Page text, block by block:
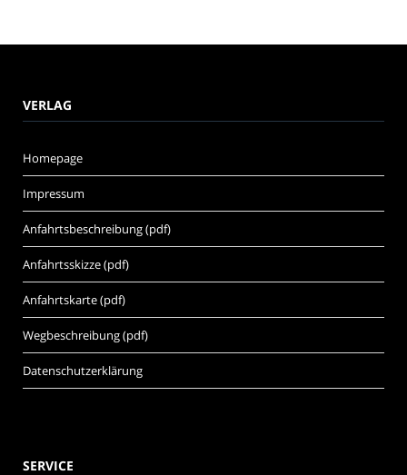
VERLAG
Homepage
Impressum
Anfahrtsbeschreibung (pdf)
Anfahrtsskizze (pdf)
Anfahrtskarte (pdf)
Wegbeschreibung (pdf)
Datenschutzerklärung
SERVICE